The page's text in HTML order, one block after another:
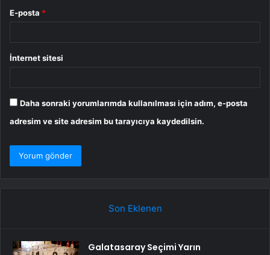
E-posta *
İnternet sitesi
Daha sonraki yorumlarımda kullanılması için adım, e-posta
adresim ve site adresim bu tarayıcıya kaydedilsin.
Son Eklenen
Galatasaray Seçimi Yarın